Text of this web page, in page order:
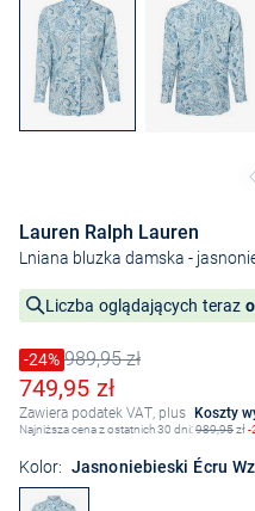
Lauren Ralph Lauren
Lniana bluzka damska -
Liczba oglądających teraz
Cena obniżona o
-24%
Stara cena989,95 zł
Obniżona cena
749,95 zł
Zawiera podatek VAT, plus Koszty
Najniższa cena z ostatnich 30 dni:989,95zł-
Kolor: Jasnoniebieski Écru